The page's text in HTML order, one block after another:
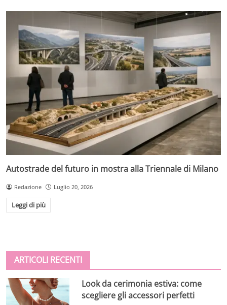
Autostrade del futuro in mostra alla Triennale di Milano
Redazione Luglio 20, 2026
Leggi di più
ARTICOLI RECENTI
Look da cerimonia estiva: come
scegliere gli accessori perfetti